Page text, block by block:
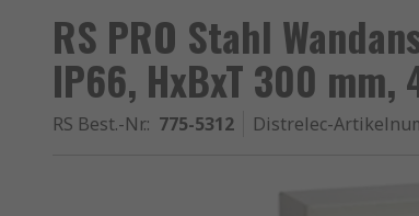
RS PRO Stahl
IP66, HxBxT 300 mm,
RS Best.-Nr.: 775-5312 Distrelec-